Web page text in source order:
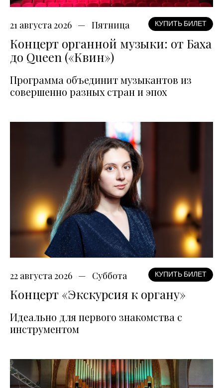
21 августа 2026 Пятница КУПИТЬ БИЛЕТ
Концерт органной музыки: от Баха
до Queen («Квин»)
Программа объединит музыкантов из
совершенно разных стран и эпох
22 августа 2026 Суббота КУПИТЬ БИЛЕТ
Концерт «Экскурсия к органу»
Идеально для первого знакомства с
инструментом